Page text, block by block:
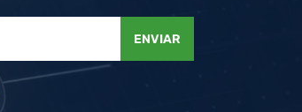
ENVIAR